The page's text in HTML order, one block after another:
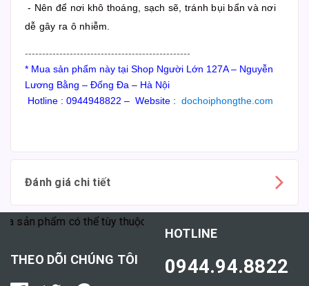
- Nên để nơi khô thoáng, sạch sẽ, tránh bụi bẩn và nơi
dễ gây ra ô nhiễm.
------------------------------------------------
* Mua sản phẩm này tại Shop Người Lớn 127A – Nguyễn
Lương Bằng – Đống Đa – Hà Nội
Hotline : 0944948822 – Website : dochoiphongthe.com
Đánh giá chi tiết
phẩm có thể tùy thuộc vào cơ địa mỗi người."
THEO DÕI CHÚNG TÔI
HOTLINE
0944.94.8822